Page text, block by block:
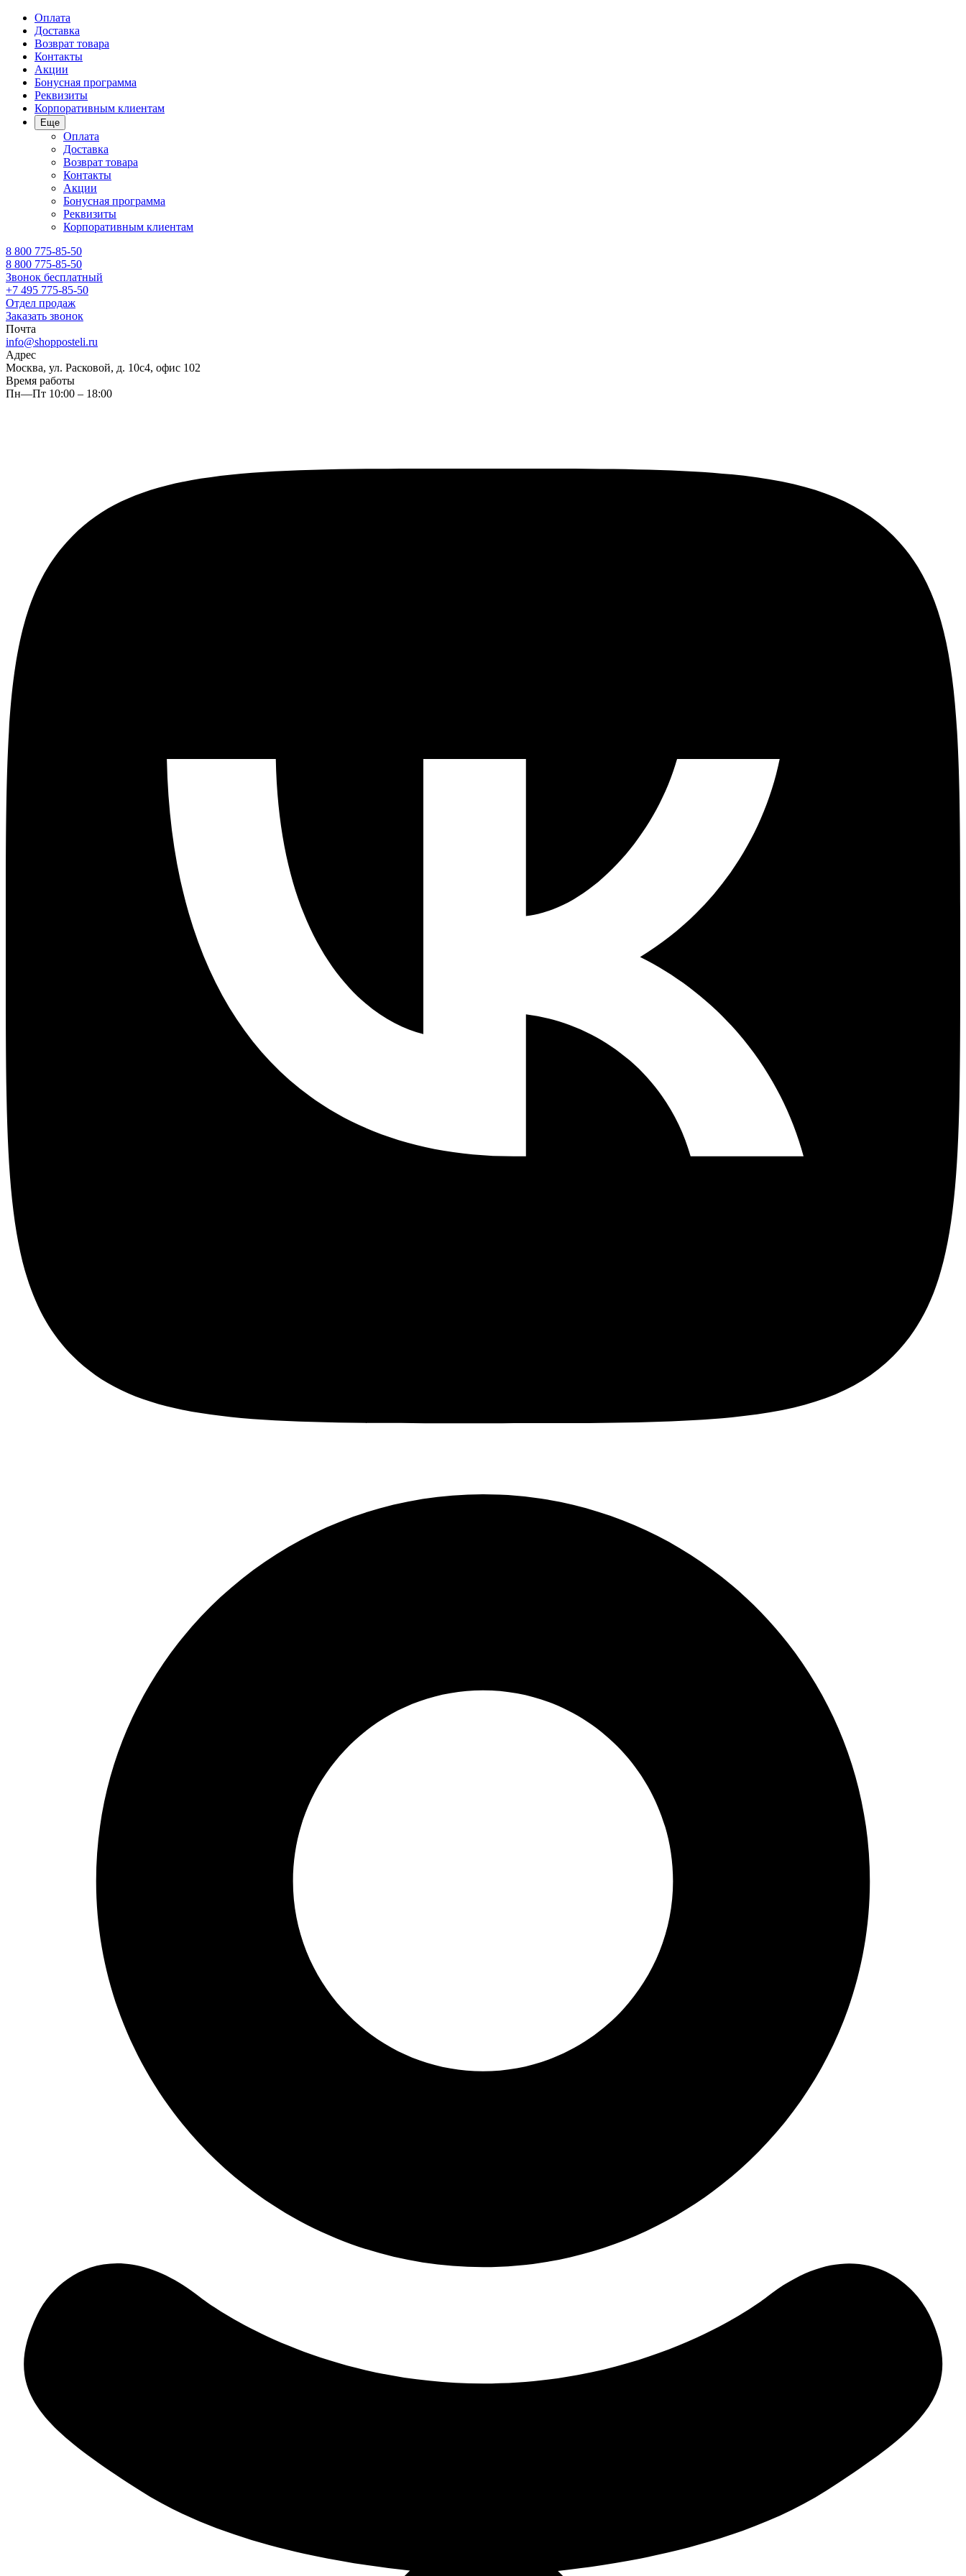
Оплата
Доставка
Возврат товара
Контакты
Акции
Бонусная программа
Реквизиты
Корпоративным клиентам
Еще
Оплата
Доставка
Возврат товара
Контакты
Акции
Бонусная программа
Реквизиты
Корпоративным клиентам
8 800 775-85-50
8 800 775-85-50
Звонок бесплатный
+7 495 775-85-50
Отдел продаж
Заказать звонок
Почта
info@shopposteli.ru
Адрес
Москва, ул. Расковой, д. 10с4, офис 102
Время работы
Пн—Пт 10:00 – 18:00